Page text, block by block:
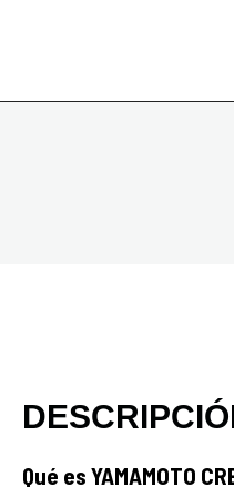
Qué es YAMAMOTO